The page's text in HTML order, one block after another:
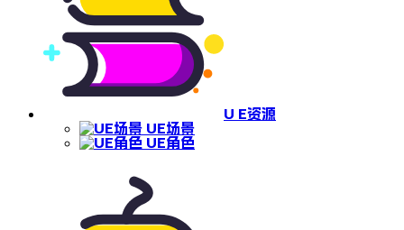
U E资源
UE场景
UE角色